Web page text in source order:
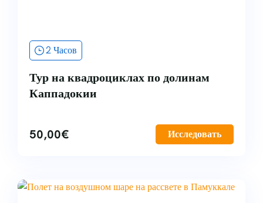
2 Часов
Тур на квадроциклах по долинам
Каппадокии
50,00€ Исследовать